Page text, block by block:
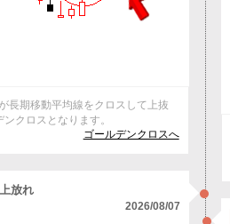
長期移動平均線をクロスして上抜
クロスとなります。
ゴールデンクロスへ
放れ
2026/08/07